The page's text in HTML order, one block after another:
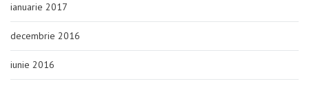
ianuarie 2017
decembrie 2016
iunie 2016